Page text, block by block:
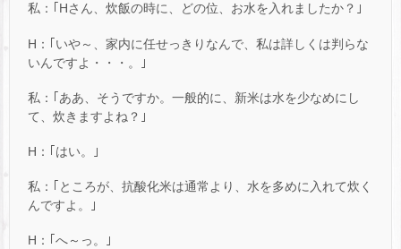
私：｢Hさん、炊飯の時に、どの位、お水を入れましたか？｣
H：｢いや～、家内に任せっきりなんで、私は詳しくは判らな
いんですよ・・・。｣
私：｢ああ、そうですか。一般的に、新米は水を少なめにし
て、炊きますよね？｣
H：｢はい。｣
私：｢ところが、抗酸化米は通常より、水を多めに入れて炊く
んですよ。｣
H：｢へ～っ。｣